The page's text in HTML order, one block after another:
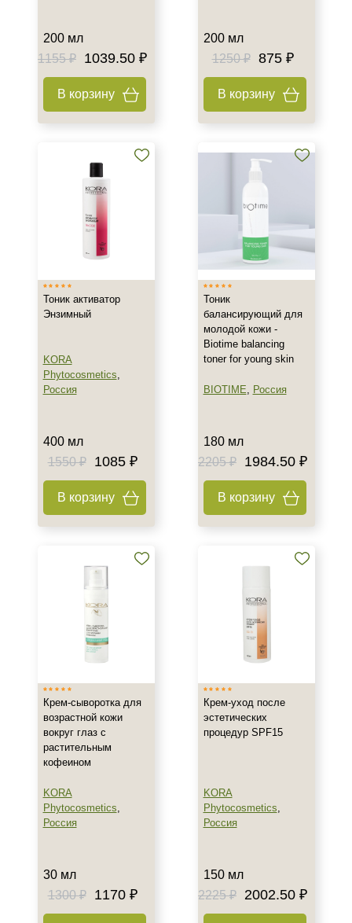
Гладкость
Защита
Лифтинг
Показать еще
10 гр
Показать еще
Показать еще
Время применения
Для женщин
Процедура
Пилинг
200 мл
1155 ₽
1039.50 ₽
В корзину
200 мл
1250 ₽
875 ₽
В корзину
Тоник активатор
Энзимный
KORA
Phytocosmetics,
Россия
400 мл
1550 ₽
1085 ₽
В корзину
Тоник
балансирующий для
молодой кожи -
Biotime balancing
toner for young skin
BIOTIME, Россия
180 мл
2205 ₽
1984.50 ₽
В корзину
Крем-сыворотка для
возрастной кожи
вокруг глаз с
растительным
кофеином
KORA
Phytocosmetics,
Россия
30 мл
1300 ₽
1170 ₽
Крем-уход после
эстетических
процедур SPF15
KORA
Phytocosmetics,
Россия
150 мл
2225 ₽
2002.50 ₽